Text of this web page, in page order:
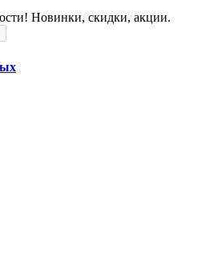
Новинки, скидки, акции.